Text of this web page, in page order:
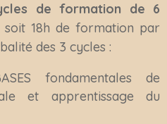
de formation de 6
soit 18h de formation par
des 3 cycles :
fondamentales de
et apprentissage du